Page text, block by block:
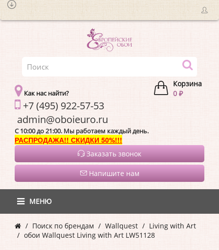
Корзина
0 ₽
Как нас найти?
+7 (495) 922-57-53
C 10:00 до 21:00. Мы работаем каждый день.
РАСПРОДАЖА!! СКИДКИ 50%!!!
Заказать звонок
Напишите нам
МЕНЮ
Поиск по брендам Wallquest
Living with Art
обои Wallquest Living with Art LW51128